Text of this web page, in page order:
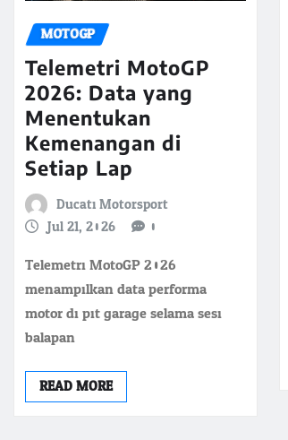
MOTOGP
Telemetri MotoGP
2026: Data yang
Menentukan
Kemenangan di
Setiap Lap
Ducati Motorsport
Jul 21, 2026
0
Telemetri MotoGP 2026
menampilkan data performa
motor di pit garage selama sesi
balapan.
READ MORE